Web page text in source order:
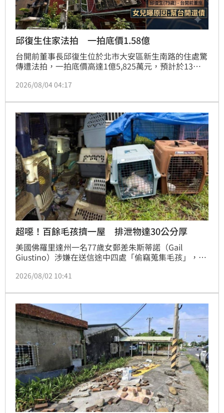
邱復生住家法拍 一拍底價1.58億
台開前董事長邱復生位於北市大安區新生南路的住處驚
傳遭法拍，一拍底價高達1億5,825萬元，預計於13日
悉是邱復生擔任台開董座期間，為公司融資提供連帶保
易主，相關債務理應由現任團隊負責。房產專家分析，
本次法拍底價較前次調漲約2千萬元，價格與市價相
當，市場預估二拍後才有望吸引買家進場投標，後續發
展備受矚目。
2026/08/04 04:17
超噁！百餘毛孩擠一屋 排泄物達30公分厚
美國佛羅里達州一名77歲女郵差朱斯蒂諾（Gail
Giustino）涉嫌在送信途中四處「偷竊蒐集毛孩」，警
過100隻貓狗，環境堆滿糞便、惡臭難聞，部分房間甚
嫌逮捕。
2026/08/02 10:41